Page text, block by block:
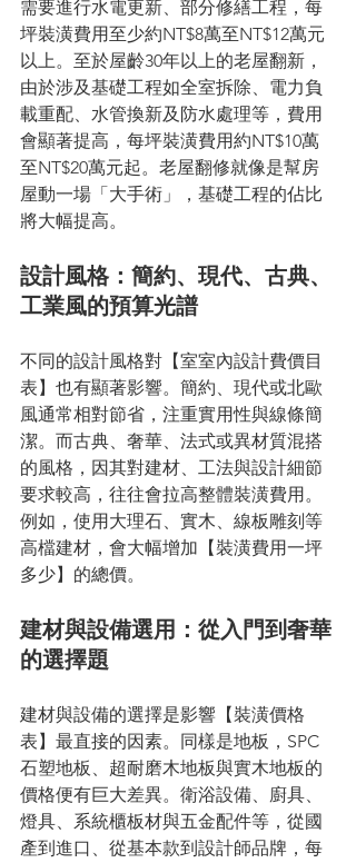
需要進行水電更新、部分修繕工程，每
坪裝潢費用至少約NT$8萬至NT$12萬元
以上。至於屋齡30年以上的老屋翻新，
由於涉及基礎工程如全室拆除、電力負
載重配、水管換新及防水處理等，費用
會顯著提高，每坪裝潢費用約NT$10萬
至NT$20萬元起。老屋翻修就像是幫房
屋動一場「大手術」，基礎工程的佔比
將大幅提高。
設計風格：簡約、現代、古典、
工業風的預算光譜
不同的設計風格對【室室內設計費價目
表】也有顯著影響。簡約、現代或北歐
風通常相對節省，注重實用性與線條簡
潔。而古典、奢華、法式或異材質混搭
的風格，因其對建材、工法與設計細節
要求較高，往往會拉高整體裝潢費用。
例如，使用大理石、實木、線板雕刻等
高檔建材，會大幅增加【裝潢費用一坪
多少】的總價。
建材與設備選用：從入門到奢華
的選擇題
建材與設備的選擇是影響【裝潢價格
表】最直接的因素。同樣是地板，SPC
石塑地板、超耐磨木地板與實木地板的
價格便有巨大差異。衛浴設備、廚具、
燈具、系統櫃板材與五金配件等，從國
產到進口、從基本款到設計師品牌，每